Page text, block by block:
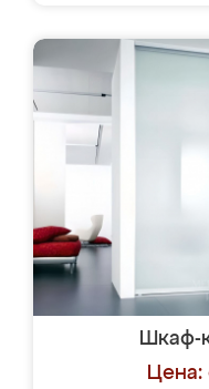
Шкаф-
Цена: